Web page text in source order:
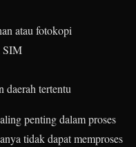
atau fotokopi
SIM
daerah tertentu
penting dalam proses
tidak dapat memproses